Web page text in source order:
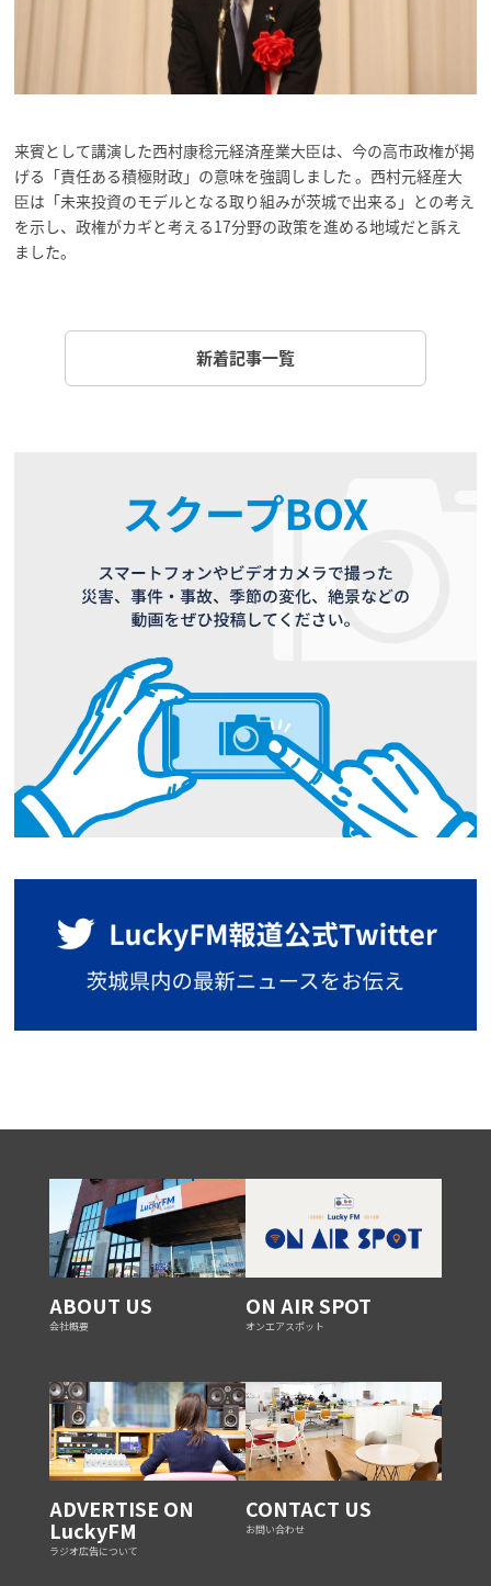
来賓として講演した西村康稔元経済産業大臣は、今の高市政権が掲
げる「責任ある積極財政」の意味を強調しました 。西村元経産大
臣は「未来投資のモデルとなる取り組みが茨城で出来る」との考え
を示し、政権がカギと考える17分野の政策を進める地域だと訴え
ました。
新着記事一覧
ABOUT US
会社概要
ON AIR SPOT
オンエアスポット
ADVERTISE ON
LuckyFM
ラジオ広告について
CONTACT US
お問い合わせ